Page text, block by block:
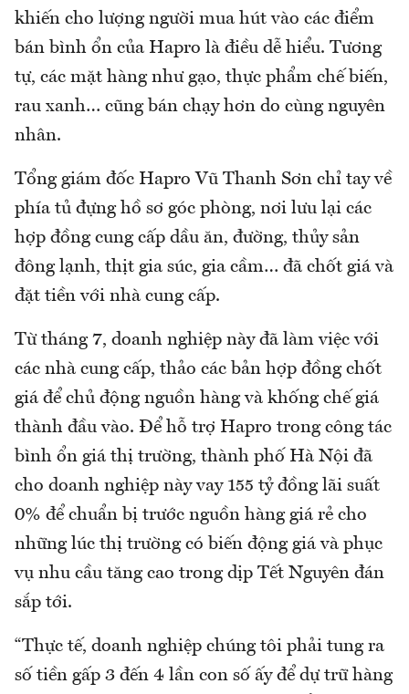
khiến cho lượng người mua hút vào các điểm
bán bình ổn của Hapro là điều dễ hiểu. Tương
tự, các mặt hàng như gạo, thực phẩm chế biến,
rau xanh… cũng bán chạy hơn do cùng nguyên
nhân.
Tổng giám đốc Hapro Vũ Thanh Sơn chỉ tay về
phía tủ đựng hồ sơ góc phòng, nơi lưu lại các
hợp đồng cung cấp dầu ăn, đường, thủy sản
đông lạnh, thịt gia súc, gia cầm… đã chốt giá và
đặt tiền với nhà cung cấp.
Từ tháng 7, doanh nghiệp này đã làm việc với
các nhà cung cấp, thảo các bản hợp đồng chốt
giá để chủ động nguồn hàng và khống chế giá
thành đầu vào. Để hỗ trợ Hapro trong công tác
bình ổn giá thị trường, thành phố Hà Nội đã
cho doanh nghiệp này vay 155 tỷ đồng lãi suất
0% để chuẩn bị trước nguồn hàng giá rẻ cho
những lúc thị trường có biến động giá và phục
vụ nhu cầu tăng cao trong dịp Tết Nguyên đán
sắp tới.
“Thực tế, doanh nghiệp chúng tôi phải tung ra
số tiền gấp 3 đến 4 lần con số ấy để dự trữ hàng